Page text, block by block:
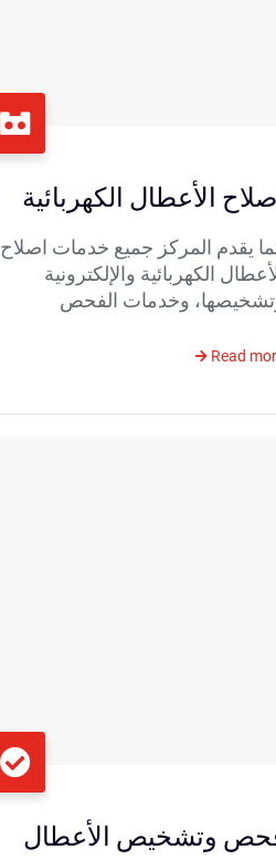
الأعطال الكهربائية
يقدم المركز جميع خدمات اصلاح
الكهربائية والإلكترونية
وخدمات الفحص
Read
وتشخيص الأعطال